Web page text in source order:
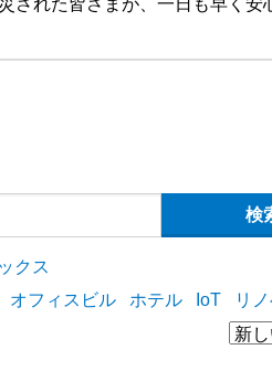
された皆さまが、一日も早く
クス
オフィスビル ホテル IoT リノベ